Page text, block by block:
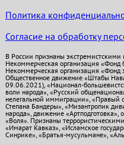
Политика
Согласие на обработку
В России признаны
Некоммерческая организация «Фонд
Некоммерческая организация «Фонд
Общественное движение «Штабы
09.06.2021), «Национал-
воли народа», «Русский
нелегальной иммиграции», «Правый
Степана Бандеры», «Мизантропик
народа», движение «Артподготовка»,
«Воля». Признаны
«Имарат Кавказ», «Исламское
Синрике», «Братья-мусульмане»,